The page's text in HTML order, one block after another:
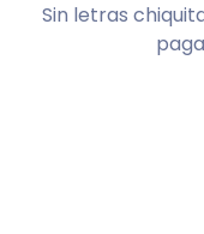
Sin letras